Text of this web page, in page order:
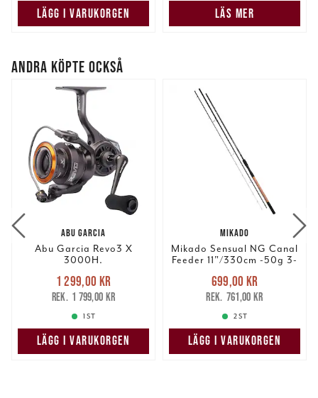
LÄGG I VARUKORGEN LÄS MER
ANDRA KÖPTE OCKSÅ
ABU GARCIA
Abu Garcia Revo3 X
3000H.
Nuvarande pris
1 299,00 krTidigare pris
1 799,00 kr
1 299,00 kr
1 799,00 kr
1 ST
LÄGG I VARUKORGEN
MIKADO
Mikado Sensual NG Canal
Feeder 11"/330cm -50g 3-
Nuvarande pris
699,00 krTidigare pris
761,00 kr
699,00 kr
761,00 kr
2 ST
LÄGG I VARUKORGEN